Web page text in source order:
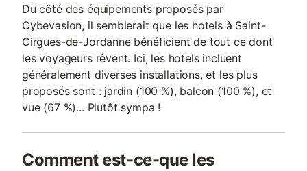
Du côté des équipements proposés par
Cybevasion, il semblerait que les hotels à Saint-
Cirgues-de-Jordanne bénéficient de tout ce dont
les voyageurs rêvent. Ici, les hotels incluent
généralement diverses installations, et les plus
proposés sont : jardin (100 %), balcon (100 %), et
vue (67 %)... Plutôt sympa !
Comment est-ce-que les